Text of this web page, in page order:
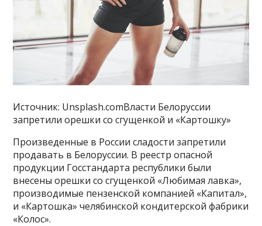
Источник: Unsplash.comВласти Белоруссии
запретили орешки со сгущенкой и «Картошку»
Произведенные в России сладости запретили
продавать в Белоруссии. В реестр опасной
продукции Госстандарта республики были
внесены орешки со сгущенкой «Любимая лавка»,
производимые пензенской компанией «Капитал»,
и «Картошка» челябинской кондитерской фабрики
«Колос».